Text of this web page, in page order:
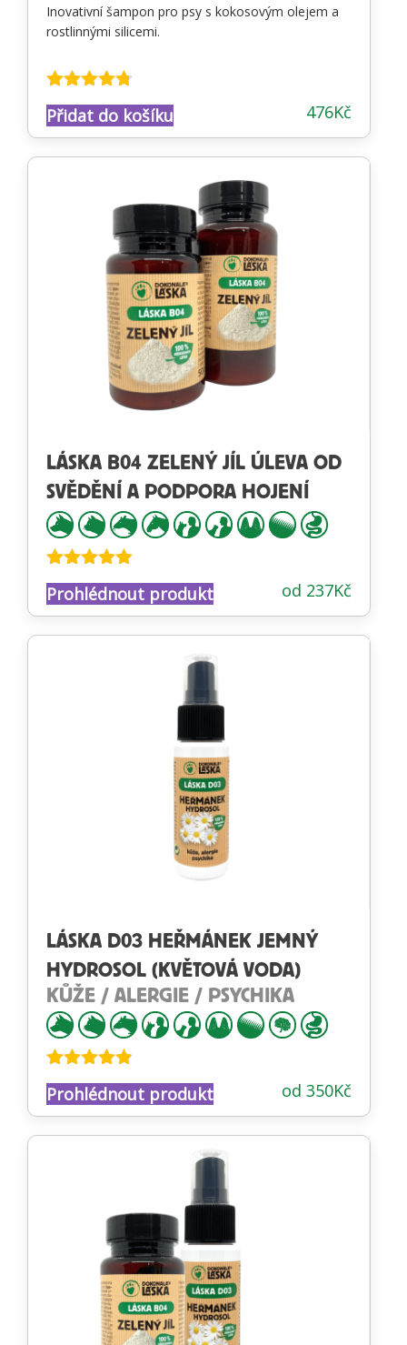
Inovativní šampon pro psy s kokosovým olejem a
rostlinnými silicemi.
Hodnocení
4.67z 5 476Kč
Přidat do košíku
LÁSKA B04 ZELENÝ JÍL ÚLEVA OD
SVĚDĚNÍ A PODPORA HOJENÍ
Hodnocení
4.83z 5 od 237Kč
Prohlédnout produkt
LÁSKA D03 HEŘMÁNEK JEMNÝ
HYDROSOL (KVĚTOVÁ VODA)
KŮŽE / ALERGIE / PSYCHIKA
Hodnocení
4.79z 5 od 350Kč
Prohlédnout produkt